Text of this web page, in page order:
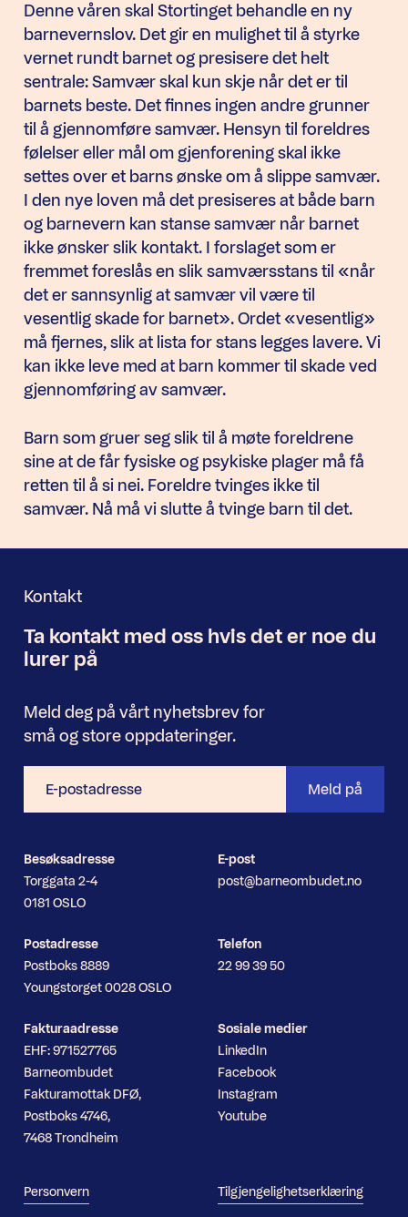
Denne våren skal Stortinget behandle en ny
barnevernslov. Det gir en mulighet til å styrke
vernet rundt barnet og presisere det helt
sentrale: Samvær skal kun skje når det er til
barnets beste. Det finnes ingen andre grunner
til å gjennomføre samvær. Hensyn til foreldres
følelser eller mål om gjenforening skal ikke
settes over et barns ønske om å slippe samvær.
I den nye loven må det presiseres at både barn
og barnevern kan stanse samvær når barnet
ikke ønsker slik kontakt. I forslaget som er
fremmet foreslås en slik samværsstans til «når
det er sannsynlig at samvær vil være til
vesentlig skade for barnet». Ordet «vesentlig»
må fjernes, slik at lista for stans legges lavere. Vi
kan ikke leve med at barn kommer til skade ved
gjennomføring av samvær.
Barn som gruer seg slik til å møte foreldrene
sine at de får fysiske og psykiske plager må få
retten til å si nei. Foreldre tvinges ikke til
samvær. Nå må vi slutte å tvinge barn til det.
Kontakt
Nyhetsbrev
Ta kontakt med oss hvis det er noe du
lurer på
Meld deg på vårt nyhetsbrev for
små og store oppdateringer.
postadresse
Meld på
Besøksadresse
Torggata 2-4
0181 OSLO
Postadresse
Postboks 8889
Youngstorget 0028 OSLO
Fakturaadresse
EHF: 971527765
Barneombudet
Fakturamottak DFØ,
Postboks 4746,
7468 Trondheim
Personvern
E-post
post@barneombudet.no
Telefon
22 99 39 50
Sosiale medier
LinkedIn
Facebook
Instagram
Youtube
Tilgjengelighetserklæring